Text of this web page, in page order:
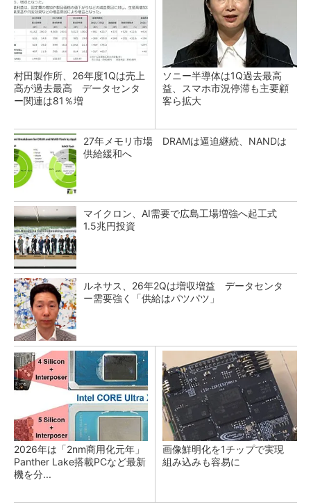
村田製作所、26年度1Qは売上
高が過去最高 データセンタ
ー関連は81％増
ソニー半導体は1Q過去最高
益、スマホ市況停滞も主要顧
客ら拡大
27年メモリ市場 DRAMは逼迫継続、NANDは
供給緩和へ
マイクロン、AI需要で広島工場増強へ起工式
1.5兆円投資
ルネサス、26年2Qは増収増益 データセンタ
ー需要強く「供給はパツパツ」
2026年は「2nm商用化元年」
Panther Lake搭載PCなど最新
機を分...
画像鮮明化を1チップで実現
組み込みも容易に